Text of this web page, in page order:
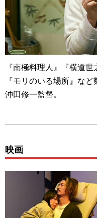
『南極料理人』『横道
『モリのいる場所』な
沖田修一監督。
映画